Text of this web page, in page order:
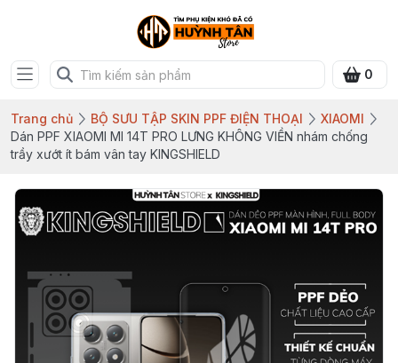
0
Trang chủ BỘ SƯU TẬP SKIN PPF ĐIỆN THOẠI
XIAOMI
Dán PPF XIAOMI MI 14T PRO LƯNG KHÔNG VIỀN nhám chống
trầy xướt ít bám vân tay KINGSHIELD